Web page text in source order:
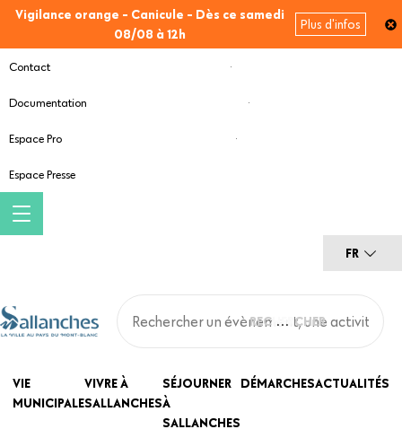
Aller
contenu
principal
Vigilance orange - Canicule - Dès ce samedi
08/08 à 12h
Plus d'infos
Contact
Documentation
Espace Pro
Espace Presse
FR
Main
navigation
VIE
MUNICIPALE
VIVRE À
SALLANCHES
SÉJOURNER
À
SALLANCHES
DÉMARCHESACTUALITÉS